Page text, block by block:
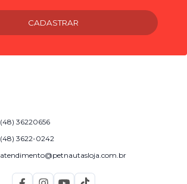
CADASTRAR
(48) 36220656
(48) 3622-0242
atendimento@petnautasloja.com.br